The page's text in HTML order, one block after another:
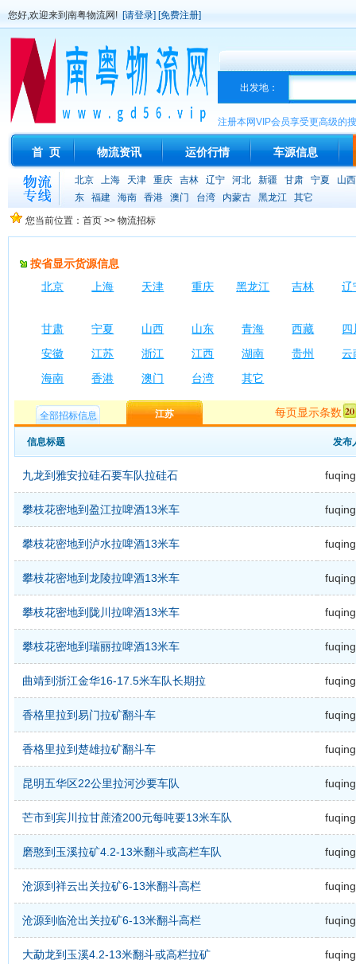
您好,欢迎来到南粤物流网! [请登录] [免费注册]
出发地：
注册本网VIP会员享受更高级的
首 页 物流资讯 运价行情 车源信息
北京 上海 天津 重庆 吉林 辽宁 河北 新疆 甘肃 宁夏
山西
东
福建 海南 香港 澳门 台湾 内蒙古 黑龙江 其它
您当前位置：首页 >> 物流招标
按省显示货源信息
北京
上海 天津 重庆 黑龙江 吉林 辽
甘肃 宁夏 山西 山东 青海 西藏
四
安徽
江苏 浙江 江西 湖南 贵州
云
海南
香港 澳门 台湾 其它
全部招标信息 江苏 每页显示条数
信息标题 发布
九龙到雅安拉硅石要车队拉硅石 fuqing
攀枝花密地到盈江拉啤酒13米车 fuqing
攀枝花密地到泸水拉啤酒13米车 fuqing
攀枝花密地到龙陵拉啤酒13米车 fuqing
攀枝花密地到陇川拉啤酒13米车 fuqing
攀枝花密地到瑞丽拉啤酒13米车 fuqing
曲靖到浙江金华16-17.5米车队长期拉 fuqing
香格里拉到易门拉矿翻斗车 fuqing
香格里拉到楚雄拉矿翻斗车 fuqing
昆明五华区22公里拉河沙要车队 fuqing
芒市到宾川拉甘蔗渣200元每吨要13米车队 fuqing
磨憨到玉溪拉矿4.2-13米翻斗或高栏车队 fuqing
沧源到祥云出关拉矿6-13米翻斗高栏 fuqing
沧源到临沧出关拉矿6-13米翻斗高栏 fuqing
大勐龙到玉溪4.2-13米翻斗或高栏拉矿 fuqing